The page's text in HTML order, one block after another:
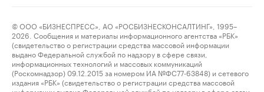
© ООО «БИЗНЕСПРЕСС», АО «РОСБИЗНЕСКОНСАЛТИНГ», 1995–
2026. Сообщения и материалы информационного агентства «РБК»
(свидетельство о регистрации средства массовой информации
выдано Федеральной службой по надзору в сфере связи,
информационных технологий и массовых коммуникаций
(Роскомнадзор) 09.12.2015 за номером ИА №ФС77-63848) и сетевого
издания «РБК» (свидетельство о регистрации средства массовой